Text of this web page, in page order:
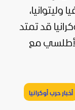
وليتوانيا،
قد تمتد
مع
أخبار حرب أوكرانيا